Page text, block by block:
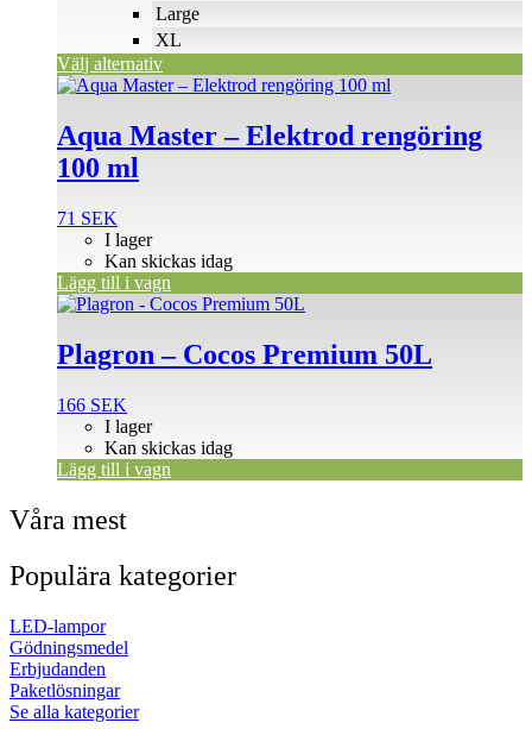
Large
XL
Välj alternativ
produktsidan
Aqua Master – Elektrod rengöring
100 ml
71 SEK
I lager
Kan skickas idag
Lägg till i vagn
Plagron – Cocos Premium 50L
166 SEK
I lager
Kan skickas idag
Lägg till i vagn
Våra mest
Populära kategorier
LED-lampor
Gödningsmedel
Erbjudanden
Paketlösningar
Se alla kategorier